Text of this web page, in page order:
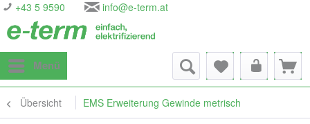
+43 5 9590 info@e-term.at
Menü
Übersicht EMS Erweiterung Gewinde metrisch